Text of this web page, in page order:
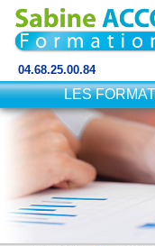
04.68.25.00.84